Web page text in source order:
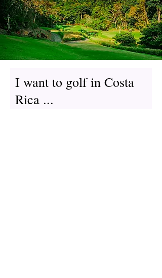
I want to golf in Costa
Rica ...